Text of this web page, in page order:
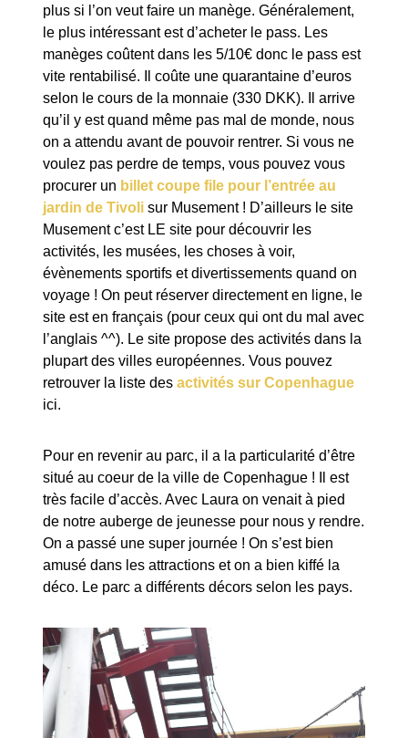
plus si l’on veut faire un manège. Généralement,
le plus intéressant est d’acheter le pass. Les
manèges coûtent dans les 5/10€ donc le pass est
vite rentabilisé. Il coûte une quarantaine d’euros
selon le cours de la monnaie (330 DKK). Il arrive
qu’il y est quand même pas mal de monde, nous
on a attendu avant de pouvoir rentrer. Si vous ne
voulez pas perdre de temps, vous pouvez vous
procurer un billet coupe file pour l’entrée au
jardin de Tivoli sur Musement ! D’ailleurs le site
Musement c’est LE site pour découvrir les
activités, les musées, les choses à voir,
évènements sportifs et divertissements quand on
voyage ! On peut réserver directement en ligne, le
site est en français (pour ceux qui ont du mal avec
l’anglais ^^). Le site propose des activités dans la
plupart des villes européennes. Vous pouvez
retrouver la liste desactivités sur Copenhague
ici.
Pour en revenir au parc, il a la particularité d’être
situé au coeur de la ville de Copenhague ! Il est
très facile d’accès. Avec Laura on venait à pied
de notre auberge de jeunesse pour nous y rendre.
On a passé une super journée ! On s’est bien
amusé dans les attractions et on a bien kiffé la
déco. Le parc a différents décors selon les pays.